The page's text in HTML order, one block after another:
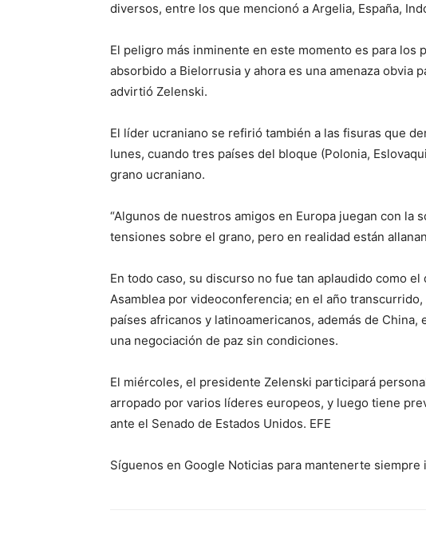
diversos, entre los que mencionó a Argelia, España,
El peligro más inminente en este momento es para los
absorbido a Bielorrusia y ahora es una amenaza obvia
advirtió Zelenski.
El líder ucraniano se refirió también a las fisuras que
lunes, cuando tres países del bloque (Polonia,
grano ucraniano.
“Algunos de nuestros amigos en Europa juegan con la
tensiones sobre el grano, pero en realidad están
En todo caso, su discurso no fue tan aplaudido como
Asamblea por videoconferencia; en el año
países africanos y latinoamericanos, además de
una negociación de paz sin condiciones.
El miércoles, el presidente Zelenski participará
arropado por varios líderes europeos, y luego tiene
ante el Senado de Estados Unidos. EFE
Síguenos en Google Noticias para mantenerte siempre